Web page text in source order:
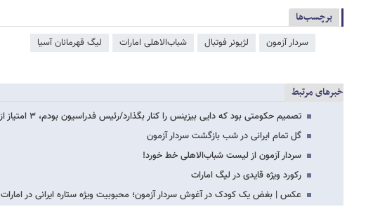
برچسب‌ها
سردار آزمون لژیونر فوتبال شباب‌الاهلی امارات لیگ قهرمانان آسیا
خبرهای مرتبط
تصمیم حکومتی بود که دایی بیزینس را کنار بگذارد/رئیس فدراسیون بودم، ۳ امتیاز از پرسپولیس…
گل تمام ایرانی در شب بازگشت سردار آزمون
سردار آزمون از لیست شباب‌الاهلی خط خورد!
رکورد ویژه قایدی در لیگ امارات
عکس | بغض یک کودک در آغوش سردار آزمون؛ محبوبیت ویژه ستاره ایرانی در امارات